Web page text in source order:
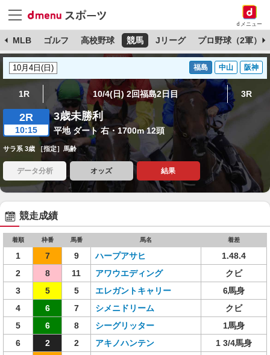
dメニュー
MLB ゴルフ 高校野球 競馬 Jリーグ プロ野球（2軍）
福島 中山 阪神
1R 10/4(日) 2回福島2日目 3R
2R
10:15
3歳未勝利
平地 ダート 右・1700m 12頭
サラ系 3歳 ［指定］馬齢
データ分析 オッズ 結果
競走成績
着順 枠番 馬番 馬名 着差
1 7 9 ハープアサヒ
1.48.4
2
8 11 アワウエディング
クビ
3
5 5 エレガントキャリー
6馬身
4
6 7 シメニドリーム
クビ
5
6 8 シーグリッター
1馬身
6
2 2 アキノハンテン
1 3/4馬身